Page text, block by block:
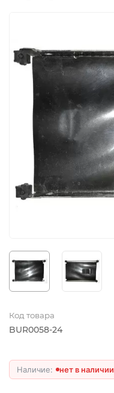
Код товара
BUR0058-24
нет в наличии